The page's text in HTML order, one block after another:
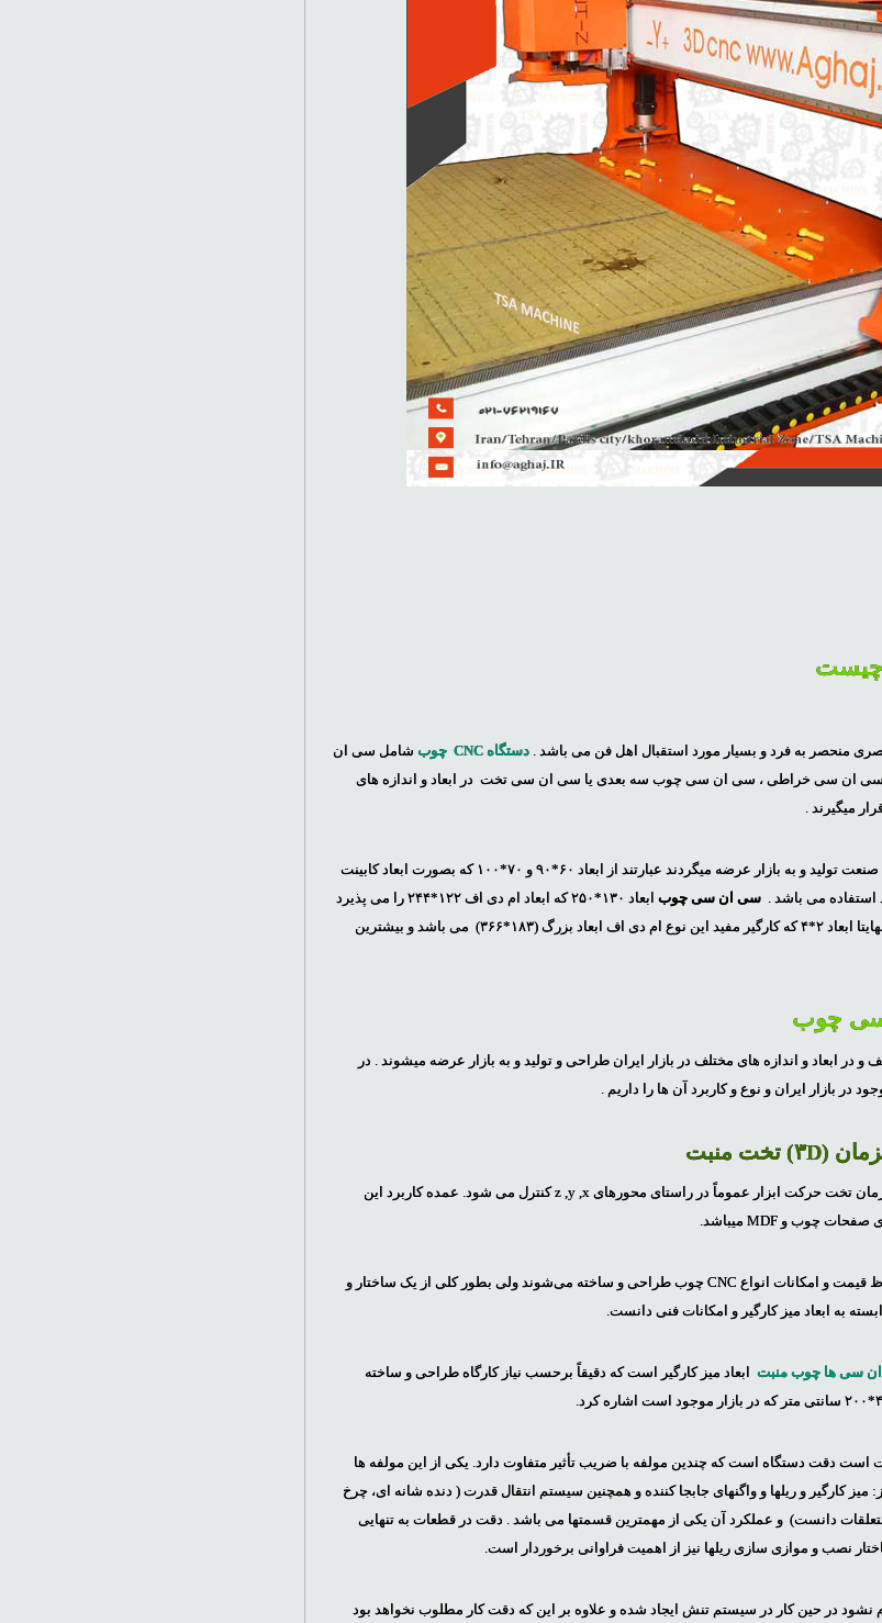
منحصر به فرد و بسیار مورد استقبال اهل فن می باشد . دستگاه CNC چوب
شامل سی ان
۴ محور همزمان) ، سی ان سی خراطی ، سی ان سی چوب سه بعدی یا سی ان سی تخت در ابعاد و اندازه های
میگیرند .
در این صنعت تولید و به بازار عرضه میگردند عبارتند از ابعاد ۶۰*۹۰ و ۷۰*۱۰۰ که بصورت ابعاد کابینت
استفاده می باشد . سی ان سی چوب
ابعاد ۱۳۰*۲۵۰ که ابعاد ام دی اف ۱۲۲*۲۴۴ را می پذیرد
و به سی ان سی ابعاد کوچک معروف است و نهایتا ابعاد ۲*۴ که کارگیر مفید این نوع ام دی اف ابعاد بزرگ (۱۸۳*۳۶۶) می باشد و بیشترین
سی چوب
ابعاد و اندازه های مختلف در بازار ایران طراحی و تولید و به بازار عرضه میشوند . در
در دستگاه های سی ان سی چوب ۳ محور همزمان تخت حرکت ابزار عموماً در راستای محورهای z ,y ,x کنترل می شود. عمده کاربرد این
حسب نیاز کارگاهی در طیف گسترده‌‌ای از لحاظ قیمت و امکانات انواع CNC چوب طراحی و ساخته می‌شوند ولی بطور کلی از یک ساختار و
به ابعاد میز کارگیر و امکانات فنی دانست.
سی ها چوب منبت
ابعاد میز کارگیر است که دقیقاً برحسب نیاز کارگاه طراحی و ساخته
است دقت دستگاه است که چندین مولفه با ضریب تأثیر متفاوت دارد. یکی از این مولفه ها
کارگیر و ریلها و واگنهای جابجا کننده و همچنین سیستم انتقال قدرت ( دنده شانه ای، چرخ
دانست) و عملکرد آن یکی از مهمترین قسمتها می باشد . دقت در قطعات به تنهایی
نصب و موازی سازی ریلها نیز از اهمیت فراوانی برخوردار است.
نشود در حین کار در سیستم تنش ایجاد شده و علاوه بر این که دقت کار مطلوب نخواهد بود